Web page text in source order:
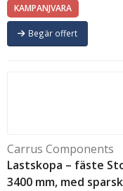
KAMPANJVARA
Begär offert
Carrus Components
Lastskopa – fäste
3400 mm, med